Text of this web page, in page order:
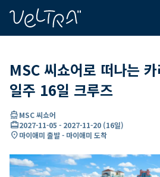
MSC 씨쇼어로 떠나는
일주 16일 크루즈
directions_boatMSC 씨쇼어
card_travel2027-11-05 - 2027-11-20 (16일)
location_on마이애미 출발 - 마이애미 도착